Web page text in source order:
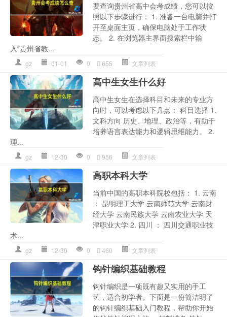
要查询贵州省高中会考成绩，您可以按
照以下步骤进行： 1. 准备一台电脑并打
开至桌面主页，确保电脑处于工作状
态。 2. 在浏览器主界面搜索栏中输
入“贵州省教...
gz 01-01 0 655 文章列表
高中生女生什么好
高中生女生在选择科目和未来的专业方
向时，可以考虑以下几点： 科目选择 1.
文科方向 历史、地理、政治等，有助于
培养语言表达能力和逻辑思维能力。 2.
理...
gz 12-30 0 956 文章列表
高职本科大学
当前中国的高职本科院校包括： 1. 云南
： 昆明理工大学 云南师范大学 云南财
经大学 云南民族大学 云南农业大学 天
津职业大学 2. 四川 ： 四川交通职业技
术...
gz 12-30 0 460 文章列表
钩针编织基础教程
钩针编织是一项既有趣又实用的手工
艺，适合初学者。下面是一份简洁明了
的钩针编织基础入门教程，帮助你开始